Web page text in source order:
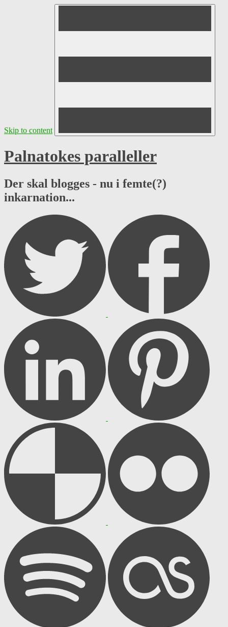
Skip to content
Palnatokes paralleller
Der skal blogges - nu i femte(?)
inkarnation...